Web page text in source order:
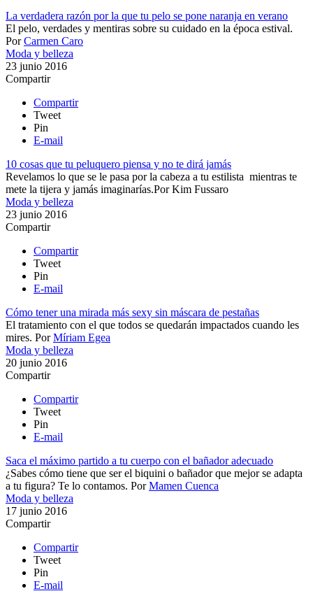
La verdadera razón por la que tu pelo se pone naranja en verano
El pelo, verdades y mentiras sobre su cuidado en la época estival​.
PorCarmen Caro
Moda y belleza
23 junio 2016
Compartir
Compartir
Tweet
Pin
E-mail
10 cosas que tu peluquero piensa y no te dirá jamás
Revelamos lo que se le pasa por la cabeza ​a tu estilista mientras te
mete la tijera y jamás imaginarías.​PorKim Fussaro
Moda y belleza
23 junio 2016
Compartir
Compartir
Tweet
Pin
E-mail
Cómo tener una mirada más sexy sin máscara de pestañas
El tratamiento con el que todos se quedarán impactados cuando les
mires. PorMíriam Egea
Moda y belleza
20 junio 2016
Compartir
Compartir
Tweet
Pin
E-mail
Saca el máximo partido a tu cuerpo con el bañador adecuado
¿Sabes cómo tiene que ser el biquini o bañador que mejor se adapta
a tu figura? Te lo contamos. PorMamen Cuenca
Moda y belleza
17 junio 2016
Compartir
Compartir
Tweet
Pin
E-mail